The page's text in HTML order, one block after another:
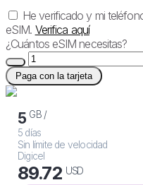
He verificado y mi
eSIM. Verifica aquí
¿Cuántos eSIM necesitas?
Paga con la tarjeta
5 GB /
5 días
Sin límite de velocidad
Digicel
89.72 USD